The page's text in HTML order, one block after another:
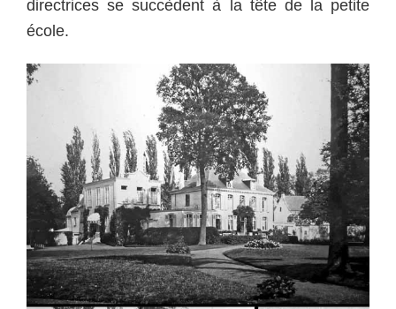
directrices se succèdent à la tête de la petite
école.